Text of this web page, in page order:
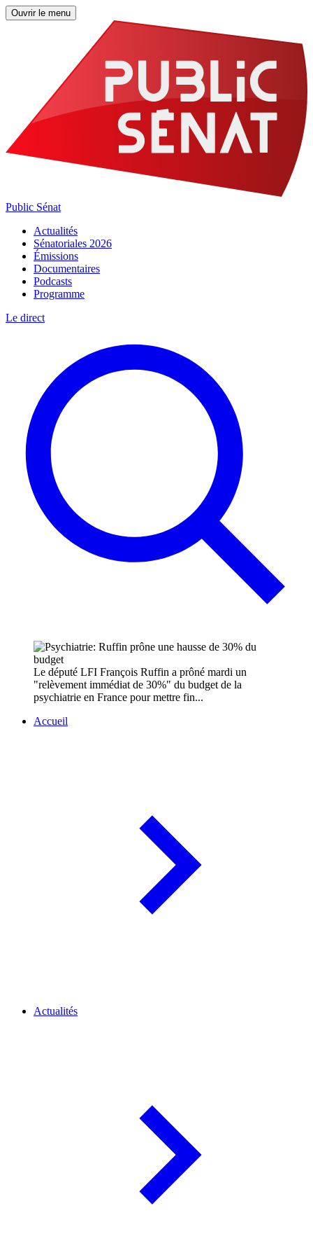
Ouvrir le menu
Public Sénat
Actualités
Sénatoriales 2026
Émissions
Documentaires
Podcasts
Programme
Le direct
Le député LFI François Ruffin a prôné mardi un
"relèvement immédiat de 30%" du budget de la
psychiatrie en France pour mettre fin...
Accueil
Actualités